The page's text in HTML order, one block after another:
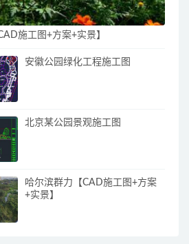
施工图+方案+实景】
安徽公园绿化工程施工图
北京某公园景观施工图
哈尔滨群力【CAD施工图+方案
+实景】